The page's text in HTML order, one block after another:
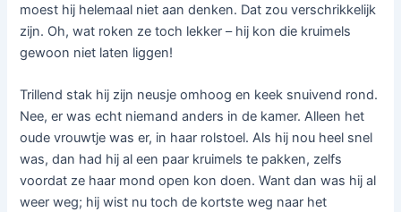
moest hij helemaal niet aan denken. Dat zou verschrikkelijk
zijn. Oh, wat roken ze toch lekker – hij kon die kruimels
gewoon niet laten liggen!
Trillend stak hij zijn neusje omhoog en keek snuivend rond.
Nee, er was echt niemand anders in de kamer. Alleen het
oude vrouwtje was er, in haar rolstoel. Als hij nou heel snel
was, dan had hij al een paar kruimels te pakken, zelfs
voordat ze haar mond open kon doen. Want dan was hij al
weer weg; hij wist nu toch de kortste weg naar het